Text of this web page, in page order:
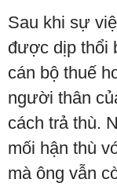
Sau khi sự
được dịp thổi
cán bộ thuế
người thân
cách trả thù.
mối hận thù
mà ông vẫn